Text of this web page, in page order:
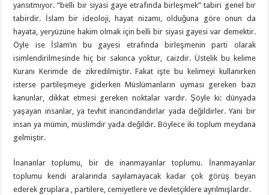
yansıtmıyor. “belli bir siyasi gaye etrafında birleşmek” tabiri genel bir
tabirdir. İslam bir ideoloji, hayat nizamı, olduğuna göre onun da
hayata, yeryüzüne hakim olmak için belli bir siyasi gayesi var demektir.
Öyle ise İslam’ın bu gayesi etrafında birleşmenin parti olarak
isimlendirilmesinde hiç bir sakınca yoktur, caizdir. Üstelik bu kelime
Kuranı Kerimde de zikredilmiştir. Fakat işte bu kelimeyi kullanırken
isterse partileşmeye giderken Müslümanların uyması gereken bazı
kanunlar, dikkat etmesi gereken noktalar vardır. Şöyle ki: dünyada
yaşayan insanlar, ya tevhit inancındandırlar yada değildirler. Yani bir
insan ya mümin, müslimdir yada değildir. Böylece iki toplum meydana
gelmiştir.
İnananlar toplumu, bir de inanmayanlar toplumu. İnanmayanlar
toplumu kendi aralarında sayılamayacak kadar çok görüş beyan
ederek gruplara , partilere, cemiyetlere ve devletçiklere ayrılmışlardır.